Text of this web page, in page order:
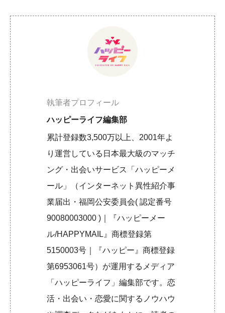
執筆者プロフィール
ハッピーライフ編集部
累計登録数3,500万以上、2001年よ
り運営している日本最大級のマッチ
ング・出会いサービス「ハッピーメ
ール」（インターネット異性紹介事
業届出・福岡公安委員会( 認定番号
90080003000 )｜『ハッピーメー
ル/HAPPYMAIL』商標登録第
5150003号｜『ハッピー』商標登録
第6953061号）が運用するメディア
「ハッピーライフ」編集部です。恋
活・出会い・恋愛に関するノウハウ